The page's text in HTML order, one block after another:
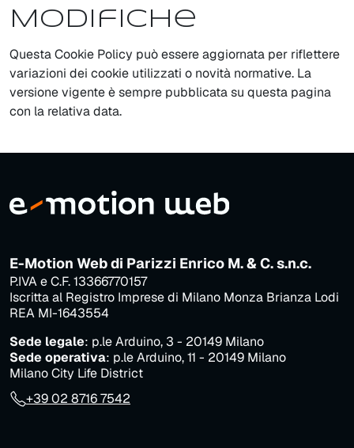
Modifiche
Questa Cookie Policy può essere aggiornata per riflettere
variazioni dei cookie utilizzati o novità normative. La
versione vigente è sempre pubblicata su questa pagina
con la relativa data.
E-Motion Web di Parizzi Enrico M. & C. s.n.c.
P.IVA e C.F. 13366770157
Iscritta al Registro Imprese di Milano Monza Brianza Lodi
REA MI-1643554
Sede legale: p.le Arduino, 3 - 20149 Milano
Sede operativa: p.le Arduino, 11 - 20149 Milano
Milano City Life District
+39 02 8716 7542